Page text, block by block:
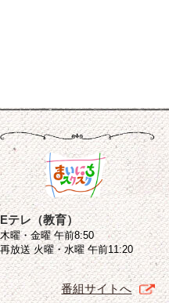
Eテレ（教育）
木曜・金曜 午前8:50
再放送 火曜・水曜 午前11:20
番組サイトへ